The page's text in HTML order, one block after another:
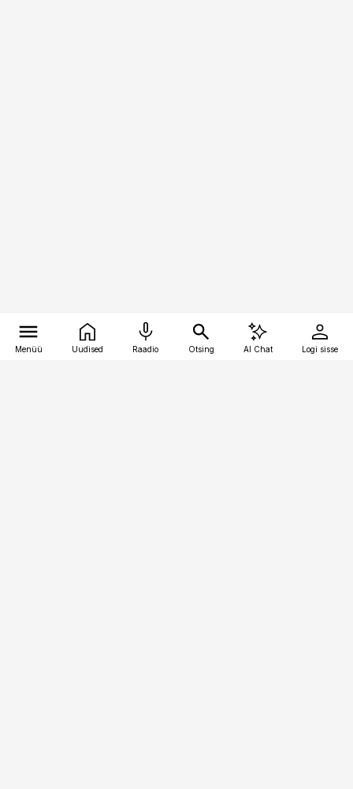
Menüü Uudised Raadio Otsing AI Chat Logi sisse